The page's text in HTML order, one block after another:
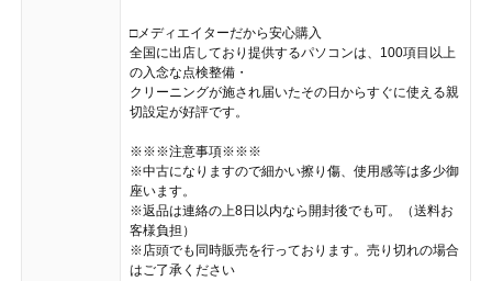
□メディエイターだから安心購入
全国に出店しており提供するパソコンは、100項目以上
の入念な点検整備・
クリーニングが施され届いたその日からすぐに使える親
切設定が好評です。
※※※注意事項※※※
※中古になりますので細かい擦り傷、使用感等は多少御
座います。
※返品は連絡の上8日以内なら開封後でも可。（送料お
客様負担）
※店頭でも同時販売を行っております。売り切れの場合
はご了承ください